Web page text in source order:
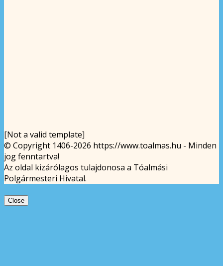
[Not a valid template]
© Copyright 1406-2026 https://www.toalmas.hu - Minden
jog fenntartva!
Az oldal kizárólagos tulajdonosa a Tóalmási
Polgármesteri Hivatal.
Close